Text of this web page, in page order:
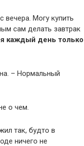
вечера. Могу купить
сам делать завтрак
каждый день только
– Нормальный
о чем.
так, будто в
ничего не